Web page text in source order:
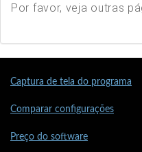
Por favor, veja outras
Captura de tela do programa
Comparar configurações
Preço do software